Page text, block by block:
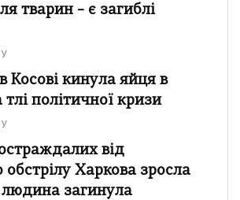
тварин – є загиблі
Косові кинула яйця в
політичної кризи
від
обстрілу Харкова зросла
людина загинула